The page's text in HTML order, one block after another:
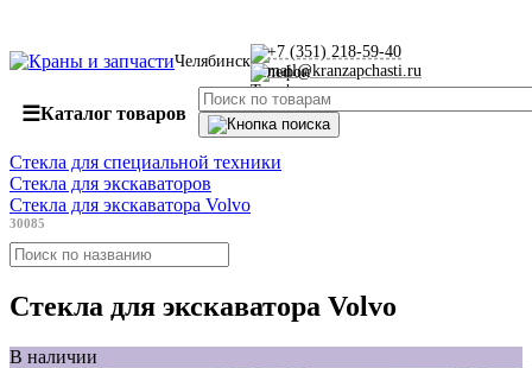
Челябинск
+7 (351) 218-59-40
mail@kranzapchasti.ru
☰Каталог товаров
Стекла для специальной техники
Стекла для экскаваторов
Стекла для экскаватора Volvo
30085
Стекла для экскаватора Volvo
В наличии